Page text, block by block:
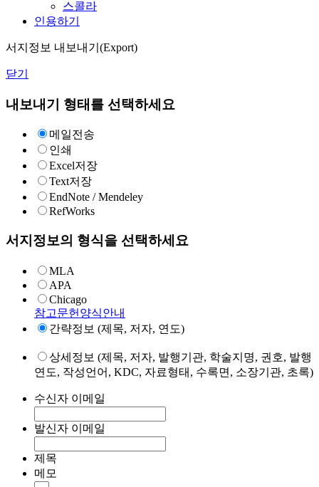
스콜라
인용하기
서지정보 내보내기(Export)
닫기
내보내기 형태를 선택하세요
메일전송
인쇄
Excel저장
Text저장
EndNote / Mendeley
RefWorks
서지정보의 형식을 선택하세요
MLA
APA
Chicago
참고문헌양식안내
간략정보 (제목, 저자, 연도)
상세정보 (제목, 저자, 발행기관, 학술지명, 권호, 발행
연도, 작성언어, KDC, 자료형태, 수록면, 소장기관, 초록)
수신자 이메일
발신자 이메일
제목
메모